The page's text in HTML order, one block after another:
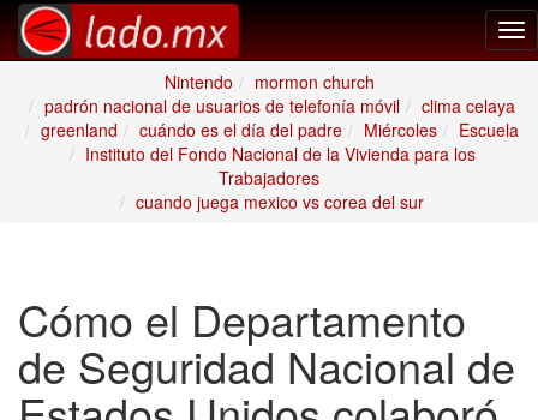
Nintendo
mormon church
padrón nacional de usuarios de telefonía móvil
clima celaya
greenland
cuándo es el día del padre Miércoles
Escuela
Instituto del Fondo Nacional de la Vivienda para los
Trabajadores
cuando juega mexico vs corea del sur
Cómo el Departamento
de Seguridad Nacional de